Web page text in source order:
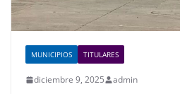
MUNICIPIOS TITULARES
diciembre 9, 2025 admin